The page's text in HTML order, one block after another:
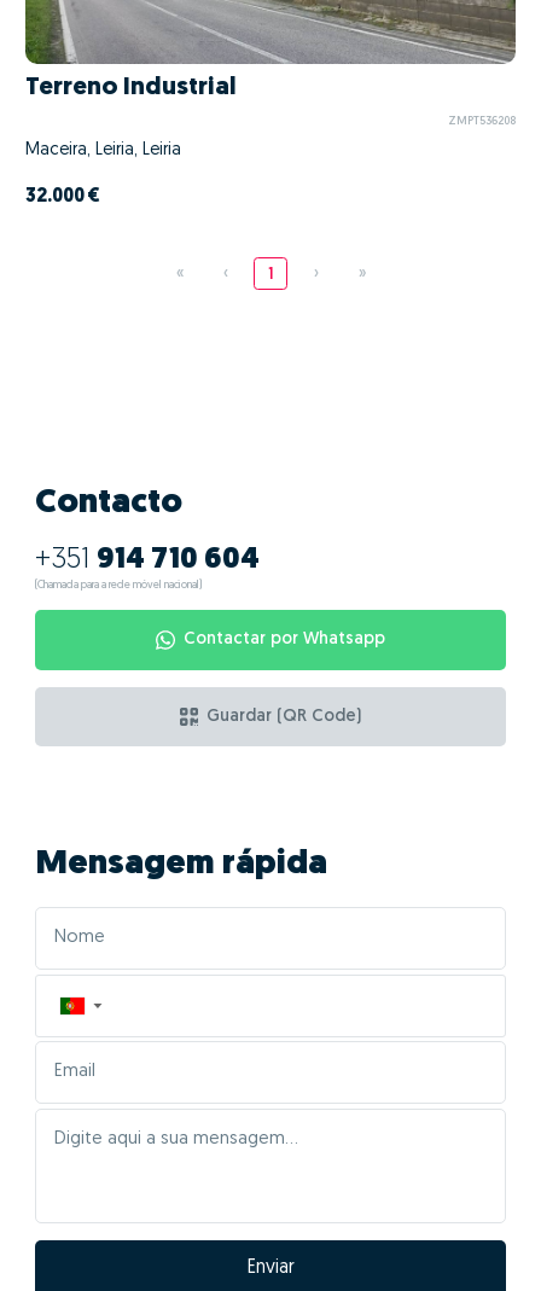
Terreno Industrial
ZMPT536208
Maceira, Leiria, Leiria
32.000 €
« ‹ 1 › »
Contacto
+351 914 710 604
(Chamada para a rede móvel nacional)
Contactar por Whatsapp
Guardar (QR Code)
Mensagem rápida
▼
Enviar